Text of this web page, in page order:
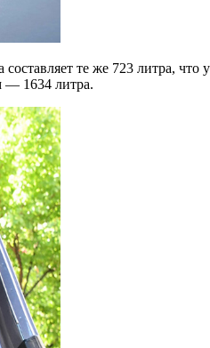
те же 723 литра,
— 1634 литра.